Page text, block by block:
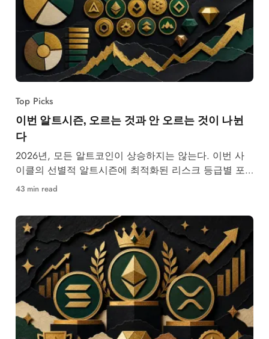
Top Picks
이번 알트시즌, 오르는 것과 안 오르는 것이 나뉜
다
2026년, 모든 알트코인이 상승하지는 않는다. 이번 사
이클의 선별적 알트시즌에 최적화된 리스크 등급별 포
트폴리오 구성법을 소개한다.
43 min read